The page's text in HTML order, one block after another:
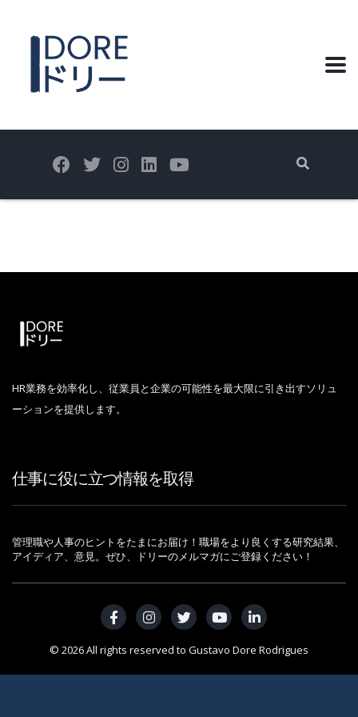
HR業務を効率化し、従業員と企業の可能性を最大限に引き出すソリュ
ーションを提供します。
仕事に役に立つ情報を取得
管理職や人事のヒントをたまにお届け！職場をより良くする研究結果、
アイディア、意見。ぜひ、ドリーのメルマガにご登録ください！
© 2026 All rights reserved to Gustavo Dore Rodrigues